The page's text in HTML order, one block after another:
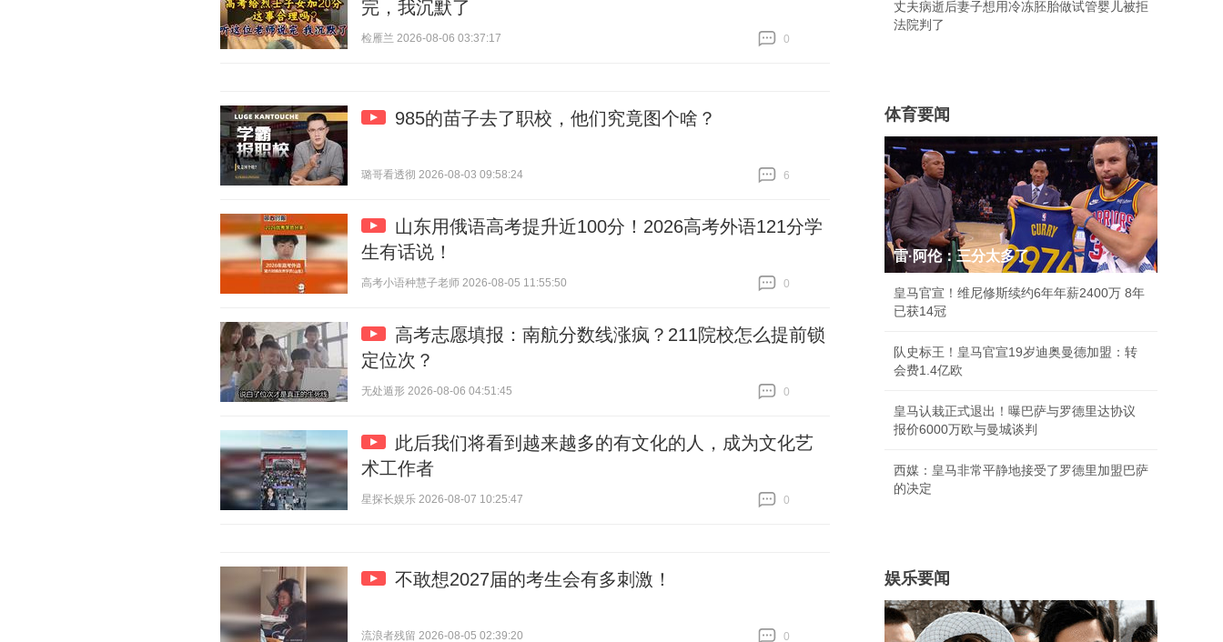
完，我沉默了
检雁兰 2026-08-06 03:37:17
0
985的苗子去了职校，他们究竟图个啥？
璐哥看透彻 2026-08-03 09:58:24
6
山东用俄语高考提升近100分！2026高考外语121分学
生有话说！
高考小语种慧子老师 2026-08-05 11:55:50
0
高考志愿填报：南航分数线涨疯？211院校怎么提前锁
定位次？
无处遁形 2026-08-06 04:51:45
0
此后我们将看到越来越多的有文化的人，成为文化艺
术工作者
星探长娱乐 2026-08-07 10:25:47
0
不敢想2027届的考生会有多刺激！
流浪者残留 2026-08-05 02:39:20
0
丈夫病逝后妻子想用冷冻胚胎做试管婴儿被拒
法院判了
体育要闻
雷·阿伦：三分太多了
皇马官宣！维尼修斯续约6年年薪2400万 8年
已获14冠
队史标王！皇马官宣19岁迪奥曼德加盟：转
会费1.4亿欧
皇马认栽正式退出！曝巴萨与罗德里达协议
报价6000万欧与曼城谈判
西媒：皇马非常平静地接受了罗德里加盟巴萨
的决定
娱乐要闻